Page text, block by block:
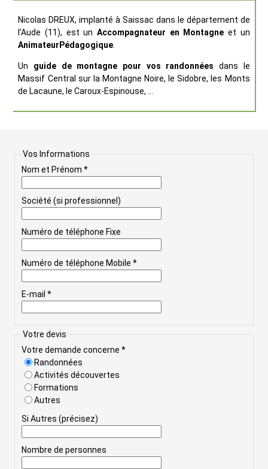
Nicolas DREUX, implanté à Saissac dans le département de
l’Aude (11), est un Accompagnateur en Montagne et un
Animateur Pédagogique.
Un guide de montagne pour vos randonnées dans le
Massif Central sur la Montagne Noire, le Sidobre, les Monts
de Lacaune, le Caroux-Espinouse, …
Vos Informations
Nom et Prénom *
Société (si professionnel)
Numéro de téléphone Fixe
Numéro de téléphone Mobile *
E-mail *
Votre devis
Votre demande concerne *
Randonnées
Activités découvertes
Formations
Autres
Si Autres (précisez)
Nombre de personnes